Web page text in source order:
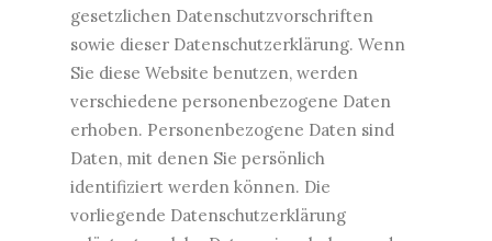
gesetzlichen Datenschutzvorschriften
sowie dieser Datenschutzerklärung. Wenn
Sie diese Website benutzen, werden
verschiedene personenbezogene Daten
erhoben. Personenbezogene Daten sind
Daten, mit denen Sie persönlich
identifiziert werden können. Die
vorliegende Datenschutzerklärung